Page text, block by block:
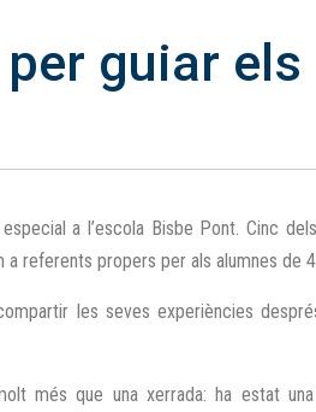
guiar els
a l’escola Bisbe Pont. Cinc
referents propers per als alumnes de 4t
les seves experiències
més que una xerrada: ha estat